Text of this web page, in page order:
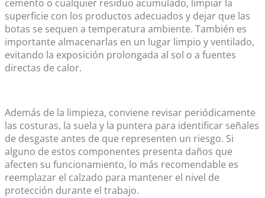
cemento o cualquier residuo acumulado, limpiar la
superficie con los productos adecuados y dejar que las
botas se sequen a temperatura ambiente. También es
importante almacenarlas en un lugar limpio y ventilado,
evitando la exposición prolongada al sol o a fuentes
directas de calor.
Además de la limpieza, conviene revisar periódicamente
las costuras, la suela y la puntera para identificar señales
de desgaste antes de que representen un riesgo. Si
alguno de estos componentes presenta daños que
afecten su funcionamiento, lo más recomendable es
reemplazar el calzado para mantener el nivel de
protección durante el trabajo.